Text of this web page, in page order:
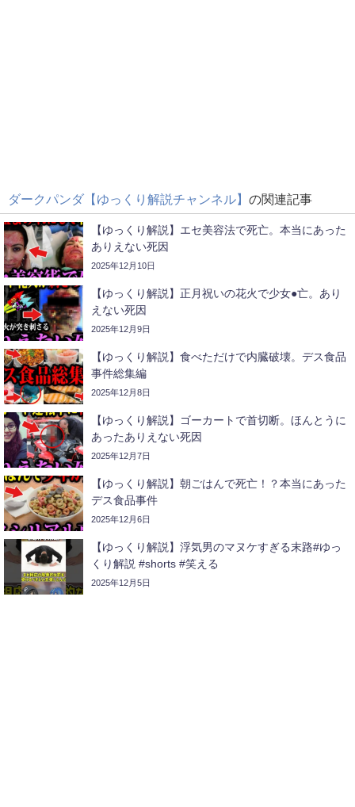
ダークパンダ【ゆっくり解説チャンネル】 の関連記事
【ゆっくり解説】エセ美容法で死亡。本当にあった
ありえない死因
2025年12月10日
【ゆっくり解説】正月祝いの花火で少女●亡。あり
えない死因
2025年12月9日
【ゆっくり解説】食べただけで内臓破壊。デス食品
事件総集編
2025年12月8日
【ゆっくり解説】ゴーカートで首切断。ほんとうに
あったありえない死因
2025年12月7日
【ゆっくり解説】朝ごはんで死亡！？本当にあった
デス食品事件
2025年12月6日
【ゆっくり解説】浮気男のマヌケすぎる末路#ゆっ
くり解説 #shorts #笑える
2025年12月5日